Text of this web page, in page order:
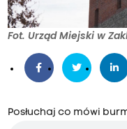
Fot. Urząd Miejski w
Posłuchaj co mówi